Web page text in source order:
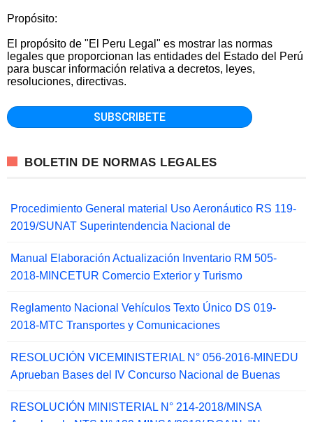
Propósito:
El propósito de "El Peru Legal" es mostrar las normas
legales que proporcionan las entidades del Estado del Perú
para buscar información relativa a decretos, leyes,
resoluciones, directivas.
BOLETIN DE NORMAS LEGALES
Procedimiento General material Uso Aeronáutico RS 119-
2019/SUNAT Superintendencia Nacional de
Manual Elaboración Actualización Inventario RM 505-
2018-MINCETUR Comercio Exterior y Turismo
Reglamento Nacional Vehículos Texto Único DS 019-
2018-MTC Transportes y Comunicaciones
RESOLUCIÓN VICEMINISTERIAL N° 056-2016-MINEDU
Aprueban Bases del IV Concurso Nacional de Buenas
RESOLUCIÓN MINISTERIAL N° 214-2018/MINSA